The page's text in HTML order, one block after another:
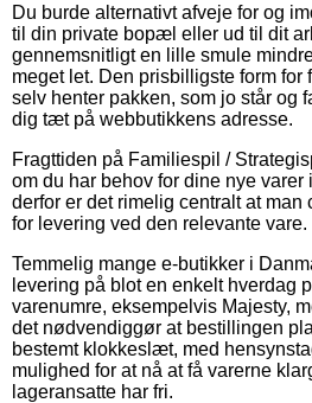
Du burde alternativt afveje for og
til din private bopæl eller ud til dit
gennemsnitligt en lille smule
meget let. Den prisbilligste form for
selv henter pakken, som jo står og
dig tæt på webbutikkens adresse.
Fragttiden på Familiespil /
om du har behov for dine nye varer
derfor er det rimelig centralt at man
for levering ved den relevante vare.
Temmelig mange e-butikker i
levering på blot en enkelt hverdag
varenumre, eksempelvis Majesty,
det nødvendiggør at bestillingen
bestemt klokkeslæt, med
mulighed for at nå at få varerne
lageransatte har fri.